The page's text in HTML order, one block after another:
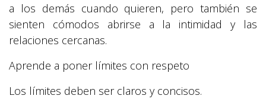
a los demás cuando quieren, pero también se
sienten cómodos abrirse a la intimidad y las
relaciones cercanas.
Aprende a poner límites con respeto
Los límites deben ser claros y concisos.